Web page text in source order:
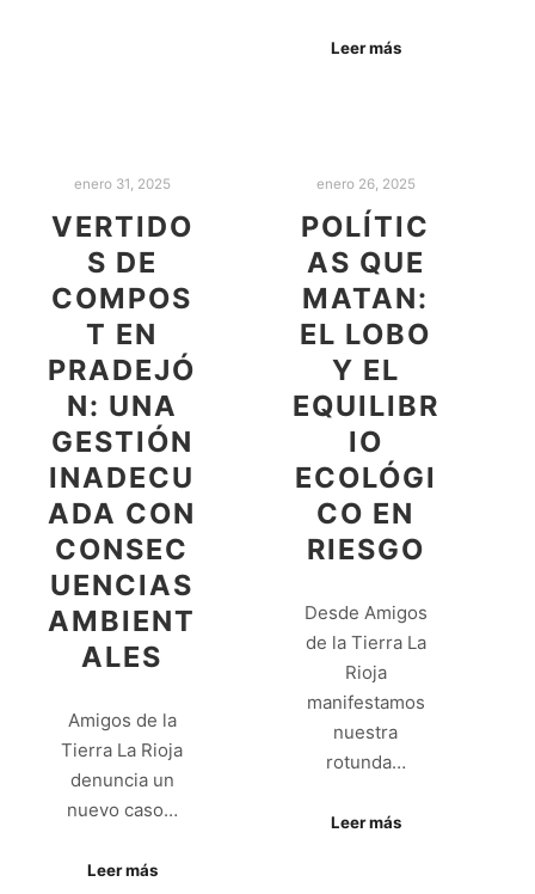
Leer más
enero 31, 2025
VERTIDO
S DE
COMPOS
T EN
PRADEJÓ
N: UNA
GESTIÓN
INADECU
ADA CON
CONSEC
UENCIAS
AMBIENT
ALES
Amigos de la
Tierra La Rioja
denuncia un
nuevo caso…
Leer más
enero 26, 2025
POLÍTIC
AS QUE
MATAN:
EL LOBO
Y EL
EQUILIBR
IO
ECOLÓGI
CO EN
RIESGO
Desde Amigos
de la Tierra La
Rioja
manifestamos
nuestra
rotunda…
Leer más